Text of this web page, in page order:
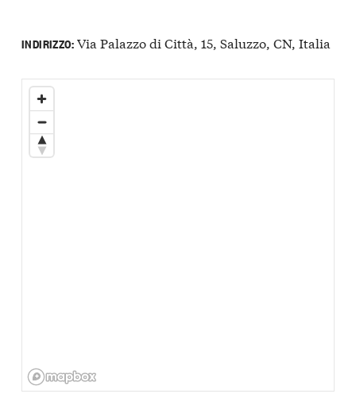
INDIRIZZO:Via Palazzo di Città, 15, Saluzzo, CN, Italia